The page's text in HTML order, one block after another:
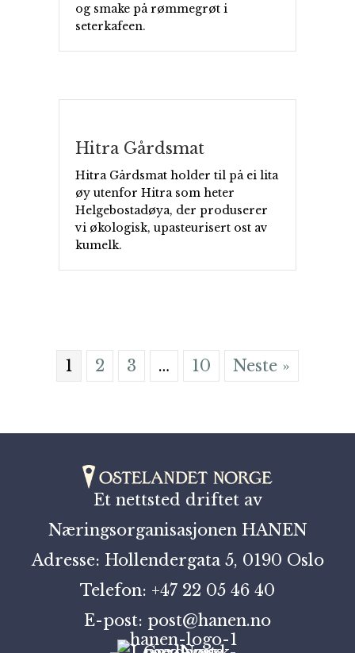
og smake på rømmegrøt i
seterkafeen.
Hitra Gårdsmat
Hitra Gårdsmat holder til på ei lita
øy utenfor Hitra som heter
Helgebostadøya, der produserer
vi økologisk, upasteurisert ost av
kumelk.
1 2 3 … 10 Neste »
Et nettsted driftet av
Næringsorganisasjonen HANEN
Adresse: Hollendergata 5, 0190 Oslo
Telefon: +47 22 05 46 40
E-post: post@hanen.no